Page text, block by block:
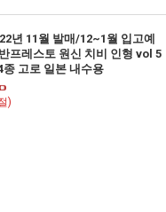
년 11월 발매/12~1월 입고예
프레스토 원신 치비 인형 vol 5
종 고로 일본 내수용
)